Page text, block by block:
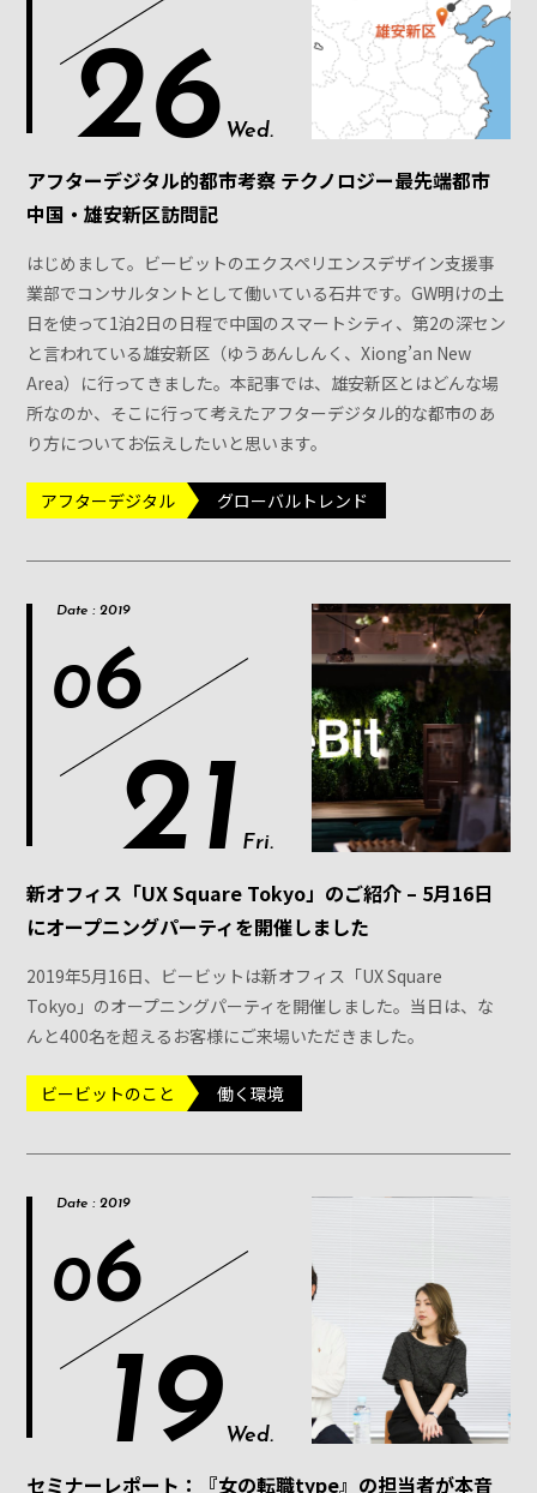
26 Wed.
アフターデジタル的都市考察 テクノロジー最先端都市
中国・雄安新区訪問記
はじめまして。ビービットのエクスペリエンスデザイン支援事
業部でコンサルタントとして働いている石井です。GW明けの土
日を使って1泊2日の日程で中国のスマートシティ、第2の深セン
と言われている雄安新区（ゆうあんしんく、Xiong’an New
Area）に行ってきました。本記事では、雄安新区とはどんな場
所なのか、そこに行って考えたアフターデジタル的な都市のあ
り方についてお伝えしたいと思います。
アフターデジタル グローバルトレンド
Date : 2019
06
21 Fri.
新オフィス「UX Square Tokyo」のご紹介 – 5月16日
にオープニングパーティを開催しました
2019年5月16日、ビービットは新オフィス「UX Square
Tokyo」のオープニングパーティを開催しました。当日は、な
んと400名を超えるお客様にご来場いただきました。
ビービットのこと 働く環境
Date : 2019
06
19 Wed.
セミナーレポート：『女の転職type』の担当者が本音